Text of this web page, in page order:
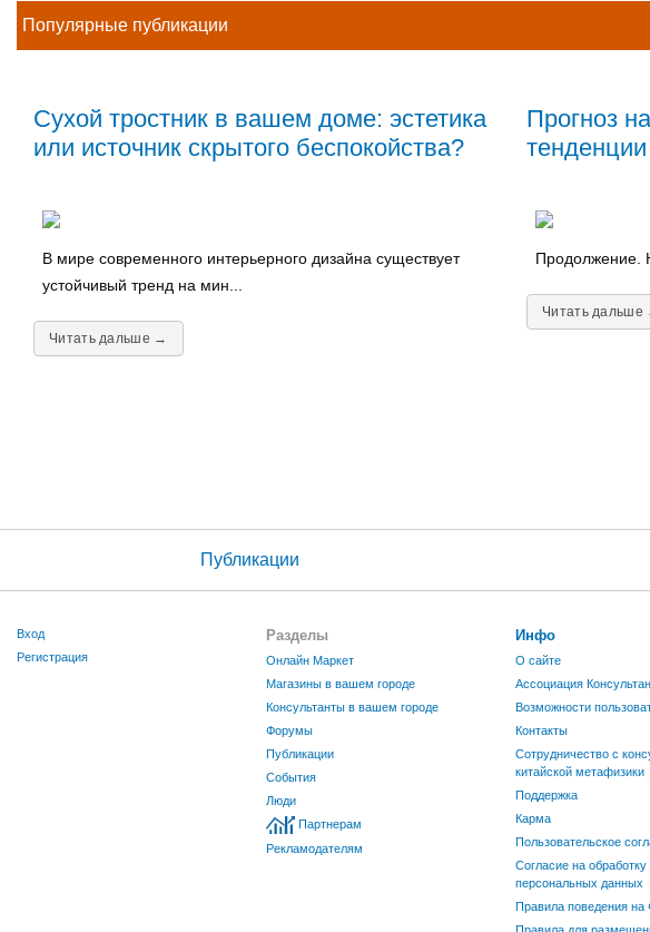
Популярные публикации
Сухой тростник в вашем доме: эстетика
или источник скрытого беспокойства?
В мире современного интерьерного дизайна существует
устойчивый тренд на мин...
Читать дальше →
Прогноз
Продолжение.
Читать дальше
Публикации
Вход
Регистрация
Разделы
Онлайн Маркет
Магазины в вашем городе
Консультанты в вашем городе
Форумы
Публикации
События
Люди
Партнерам
Рекламодателям
Инфо
О сайте
Ассоциация
Возможности
Контакты
Сотрудничество с
китайской метафизики
Поддержка
Карма
Пользовательское
Согласие на обработку
персональных данных
Правила поведения на
Правила для